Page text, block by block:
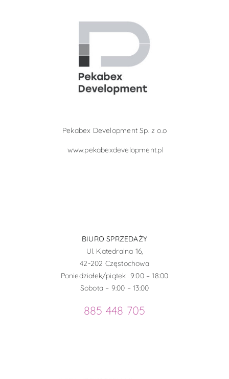
Pekabex Development Sp. z o.o
www.pekabexdevelopment.pl
BIURO SPRZEDAŻY
Ul. Katedralna 16,
42-202 Częstochowa
Poniedziałek/piątek 9:00 – 18:00
Sobota – 9:00 – 13:00
885 448 705